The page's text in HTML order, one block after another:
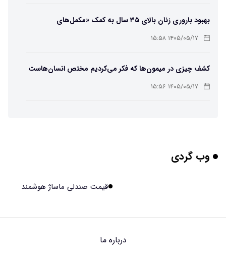
بهبود باروری زنان بالای ۳۵ سال به کمک «مکمل‌های
باکتریایی»
۱۴۰۵/۰۵/۱۷ ۱۵:۵۸
کشف چیزی در میمون‌ها که فکر می‌کردیم مختص انسان‌هاست
۱۴۰۵/۰۵/۱۷ ۱۵:۵۶
محققان از هوش مصنوعی برای ساخت ویروس‌های جدید
وب گردی
قیمت صندلی ماساژ هوشمند
درباره ما